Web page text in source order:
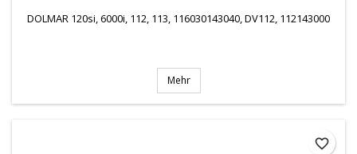
DOLMAR 120si, 6000i, 112, 113, 116030143040, DV112, 112143000
Mehr
favorite_border